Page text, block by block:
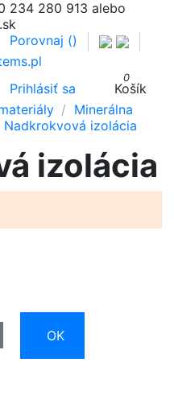
234 280 913 alebo
Porovnaj ()
Prihlásiť sa
0
Košík
Minerálna
Nadkrokvová izolácia
izolácia
OK